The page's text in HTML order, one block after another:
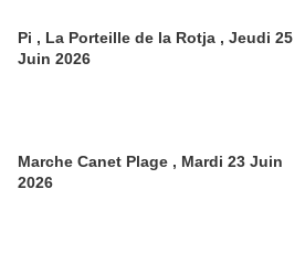
Pi , La Porteille de la Rotja , Jeudi 25
Juin 2026
Marche Canet Plage , Mardi 23 Juin
2026